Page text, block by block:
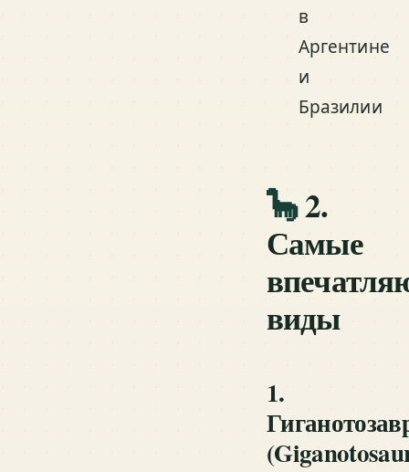
в
Аргентине
и
Бразилии
🦕2.
Самые
виды
1.